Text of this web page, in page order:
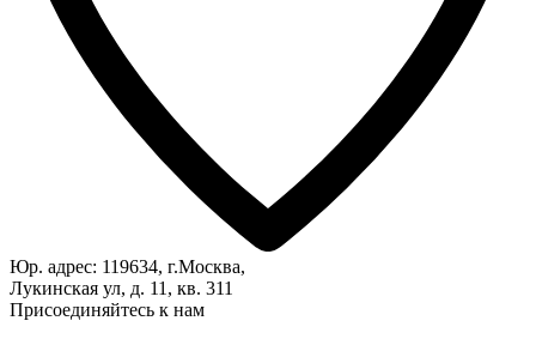
Юр. адрес: 119634, г.Москва,
Лукинская ул, д. 11, кв. 311
Присоединяйтесь к нам